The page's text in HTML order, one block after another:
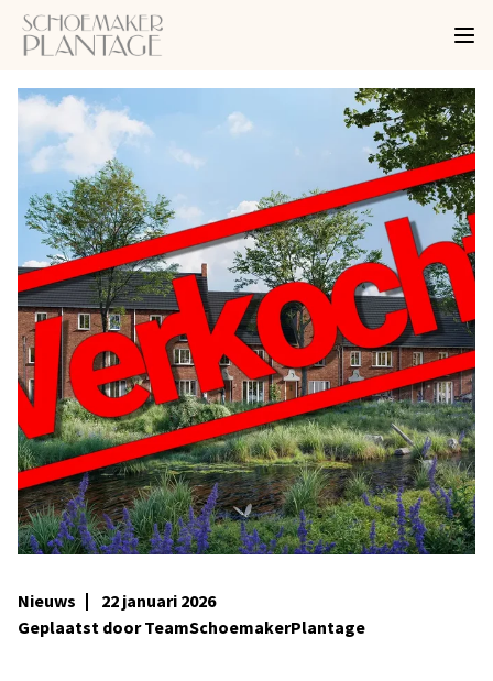
Nieuws
22 januari 2026
Geplaatst door TeamSchoemakerPlantage